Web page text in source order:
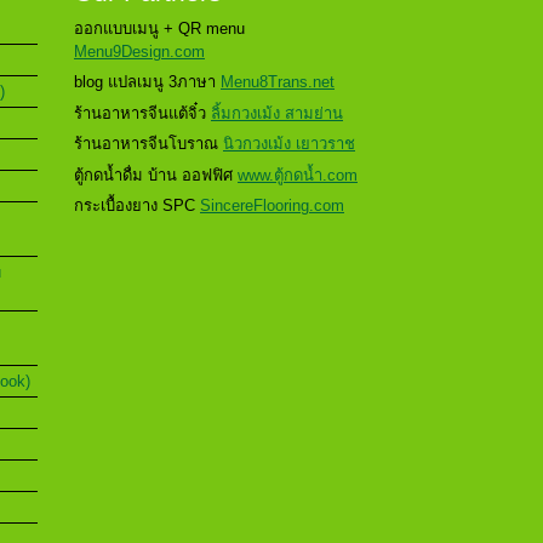
ออกแบบเมนู + QR menu
Menu9Design.com
blog แปลเมนู 3ภาษา Menu8Trans.net
ร้านอาหารจีนแต้จิ๋ว ลิ้มกวงเม้ง สามย่าน
ร้านอาหารจีนโบราณ นิวกวงเม้ง เยาวราช
ตู้กดน้ำดื่ม บ้าน ออฟฟิศ www.ตู้กดน้ำ.com
กระเบื้องยาง SPC SincereFlooring.com